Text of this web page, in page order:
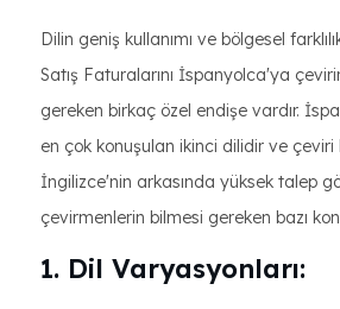
Dilin geniş kullanımı ve bölgesel
Satış Faturalarını İspanyolca'ya
gereken birkaç özel endişe vardır.
en çok konuşulan ikinci dilidir ve çeviri
İngilizce'nin arkasında yüksek talep
çevirmenlerin bilmesi gereken bazı
1. Dil Varyasyonları: